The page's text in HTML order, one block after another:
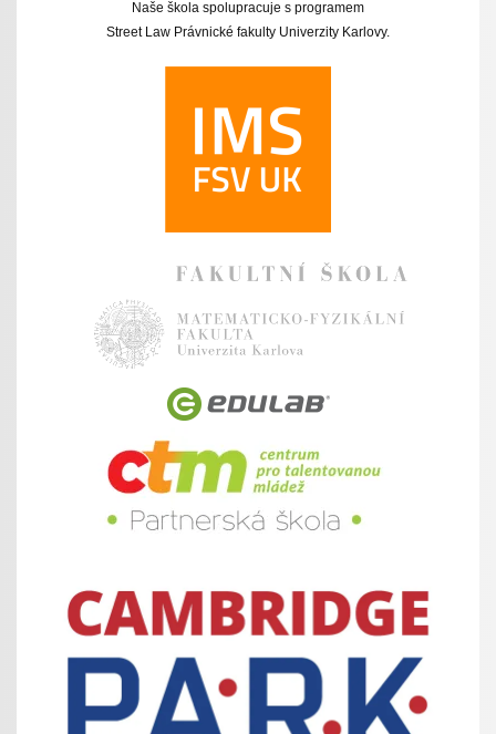
Naše škola spolupracuje s programem
Street Law Právnické fakulty Univerzity Karlovy.